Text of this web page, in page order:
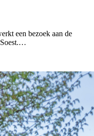
een bezoek aan de
Soest.…